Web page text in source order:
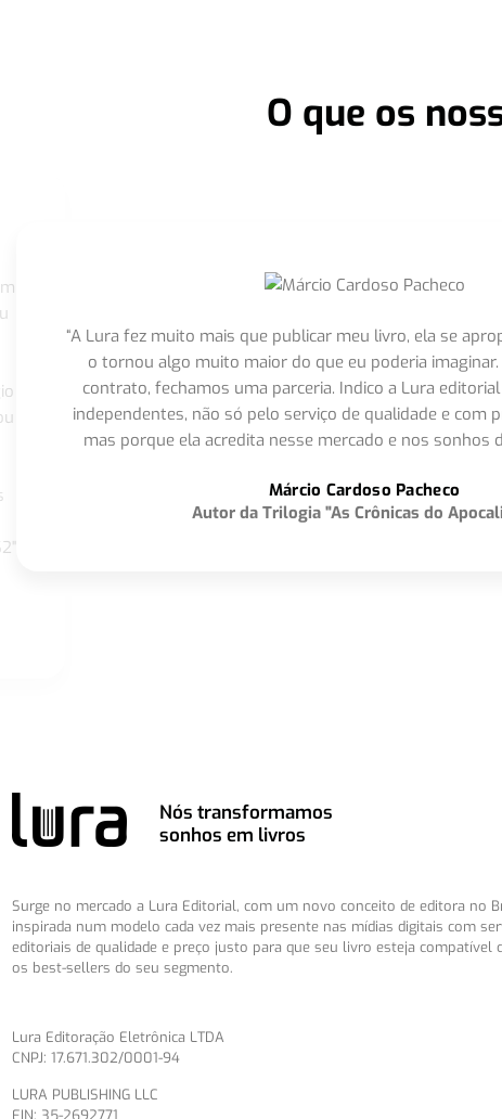
O que os
“A Lura fez muito mais que publicar meu livro, ela se
o tornou algo muito maior do que eu poderia
contrato, fechamos uma parceria. Indico a Lura
independentes, não só pelo serviço de qualidade e com
mas porque ela acredita nesse mercado e nos sonhos
Márcio Cardoso Pacheco
Autor da Trilogia "As Crônicas do
Nós transformamos
sonhos em livros
Surge no mercado a Lura Editorial, com um novo conceito de editora no
inspirada num modelo cada vez mais presente nas mídias digitais com
editoriais de qualidade e preço justo para que seu livro esteja compatível
os best-sellers do seu segmento.
Lura Editoração Eletrônica LTDA
CNPJ: 17.671.302/0001-94
LURA PUBLISHING LLC
EIN: 35-2692771